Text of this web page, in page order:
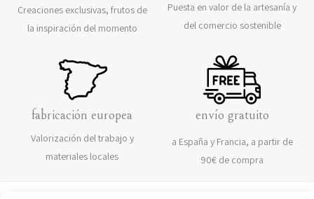
Creaciones exclusivas, frutos de
la inspiración del momento
Puesta en valor de la artesanía y
del comercio sostenible
fabricación europea
Valorización del trabajo y
materiales locales
envío gratuito
a España y Francia, a partir de
90€ de compra